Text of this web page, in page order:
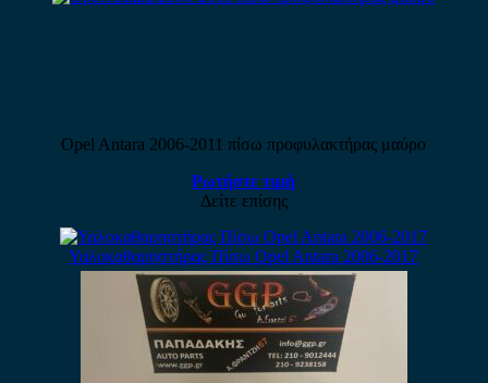
Opel Antara 2006-2011 πίσω προφυλακτήρας μαύρο
Ρωτήστε τιμή
Δείτε επίσης
Υαλοκαθαρηστήρας Πίσω Opel Antara 2006-2017